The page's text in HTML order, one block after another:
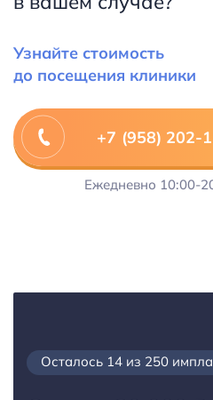
Зафиксировали
+7 (958) 202-
Ежедневно 10:00-
Узнайте стоимость
до посещения клиники
Осталось 14 из 250